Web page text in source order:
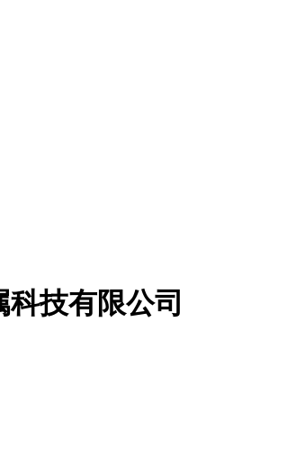
技有限公司